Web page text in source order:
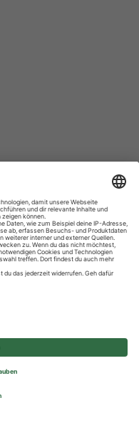
rights reserved